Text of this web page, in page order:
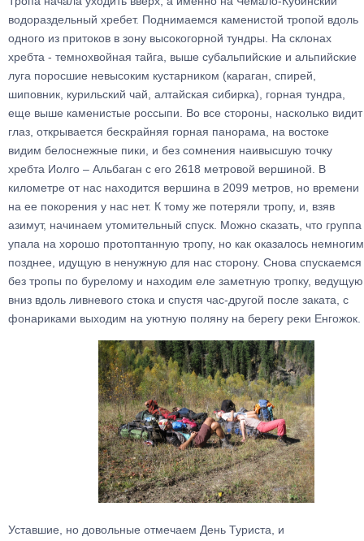
водораздельный хребет. Поднимаемся каменистой тропой вдоль
одного из притоков в зону высокогорной тундры. На склонах
хребта - темнохвойная тайга, выше субальпийские и альпийские
луга поросшие невысоким кустарником (караган, спирей,
шиповник, курильский чай, алтайская сибирка), горная тундра,
еще выше каменистые россыпи. Во все стороны, насколько видит
глаз, открывается бескрайняя горная панорама, на востоке
видим белоснежные пики, и без сомнения наивысшую точку
хребта Иолго – Альбаган с его 2618 метровой вершиной. В
километре от нас находится вершина в 2099 метров, но времени
на ее покорения у нас нет. К тому же потеряли тропу, и, взяв
азимут, начинаем утомительный спуск. Можно сказать, что группа
упала на хорошо протоптанную тропу, но как оказалось немногим
позднее, идущую в ненужную для нас сторону. Снова спускаемся
без тропы по бурелому и находим еле заметную тропку, ведущую
вниз вдоль ливневого стока и спустя час-другой после заката, с
фонариками выходим на уютную поляну на берегу реки Енгожок.
Уставшие, но довольные отмечаем День Туриста, и